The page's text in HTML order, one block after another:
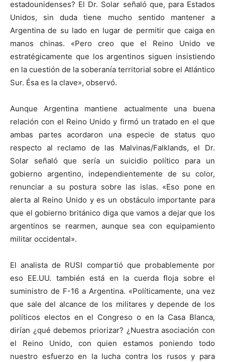
estadounidenses? El Dr. Solar señaló que, para Estados
Unidos, sin duda tiene mucho sentido mantener a
Argentina de su lado en lugar de permitir que caiga en
manos chinas. «Pero creo que el Reino Unido ve
estratégicamente que los argentinos siguen insistiendo
en la cuestión de la soberanía territorial sobre el Atlántico
Sur. Ésa es la clave», observó.
Aunque Argentina mantiene actualmente una buena
relación con el Reino Unido y firmó un tratado en el que
ambas partes acordaron una especie de status quo
respecto al reclamo de las Malvinas/Falklands, el Dr.
Solar señaló que sería un suicidio político para un
gobierno argentino, independientemente de su color,
renunciar a su postura sobre las islas. «Eso pone en
alerta al Reino Unido y es un obstáculo importante para
que el gobierno británico diga que vamos a dejar que los
argentinos se rearmen, aunque sea con equipamiento
militar occidental».
El analista de RUSI compartió que probablemente por
eso EE.UU. también está en la cuerda floja sobre el
suministro de F-16 a Argentina. «Políticamente, una vez
que sale del alcance de los militares y depende de los
políticos electos en el Congreso o en la Casa Blanca,
dirían ¿qué debemos priorizar? ¿Nuestra asociación con
el Reino Unido, con quien estamos poniendo todo
nuestro esfuerzo en la lucha contra los rusos y para